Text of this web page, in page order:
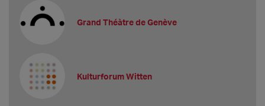
Grand Théàtre de Genève
Kulturforum Witten